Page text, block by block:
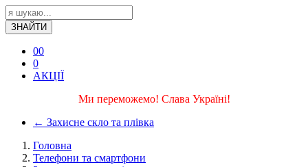
ЗНАЙТИ
00
0
АКЦІЇ
Ми переможемо! Слава Україні!
← Захисне скло та плівка
Головна
Телефони та смартфони